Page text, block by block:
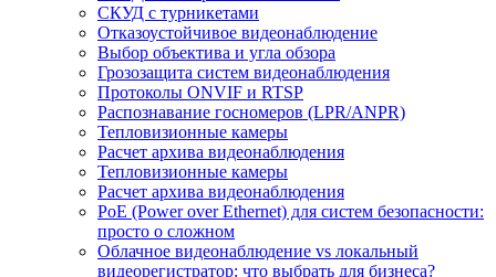
СКУД с турникетами
Отказоустойчивое видеонаблюдение
Выбор объектива и угла обзора
Грозозащита систем видеонаблюдения
Протоколы ONVIF и RTSP
Распознавание госномеров (LPR/ANPR)
Тепловизионные камеры
Расчет архива видеонаблюдения
Тепловизионные камеры
Расчет архива видеонаблюдения
PoE (Power over Ethernet) для систем безопасности:
просто о сложном
Облачное видеонаблюдение vs локальный
видеорегистратор: что выбрать для бизнеса?